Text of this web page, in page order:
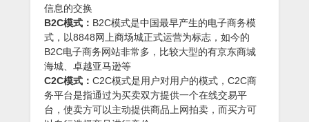
信息的交换
B2C模式： B2C模式是中国最早产生的电子商务模
式，以8848网上商场城正式运营为标志，如今的
B2C电子商务网站非常多，比较大型的有京东商城
海城、卓越亚马逊等
C2C模式： C2C模式是用户对用户的模式，C2C商
务平台是指通过为买卖双方提供一个在线交易平
台，使卖方可以主动提供商品上网拍卖，而买方可